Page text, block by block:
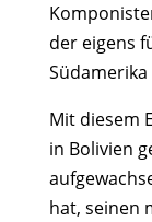
der eigens
Mit diesem
in Bolivien
hat, seinen